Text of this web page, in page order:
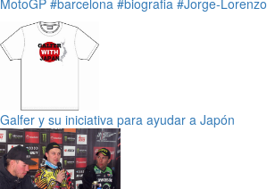
MotoGP #barcelona #biografia #Jorge-Lorenzo
Galfer y su iniciativa para ayudar a Japón